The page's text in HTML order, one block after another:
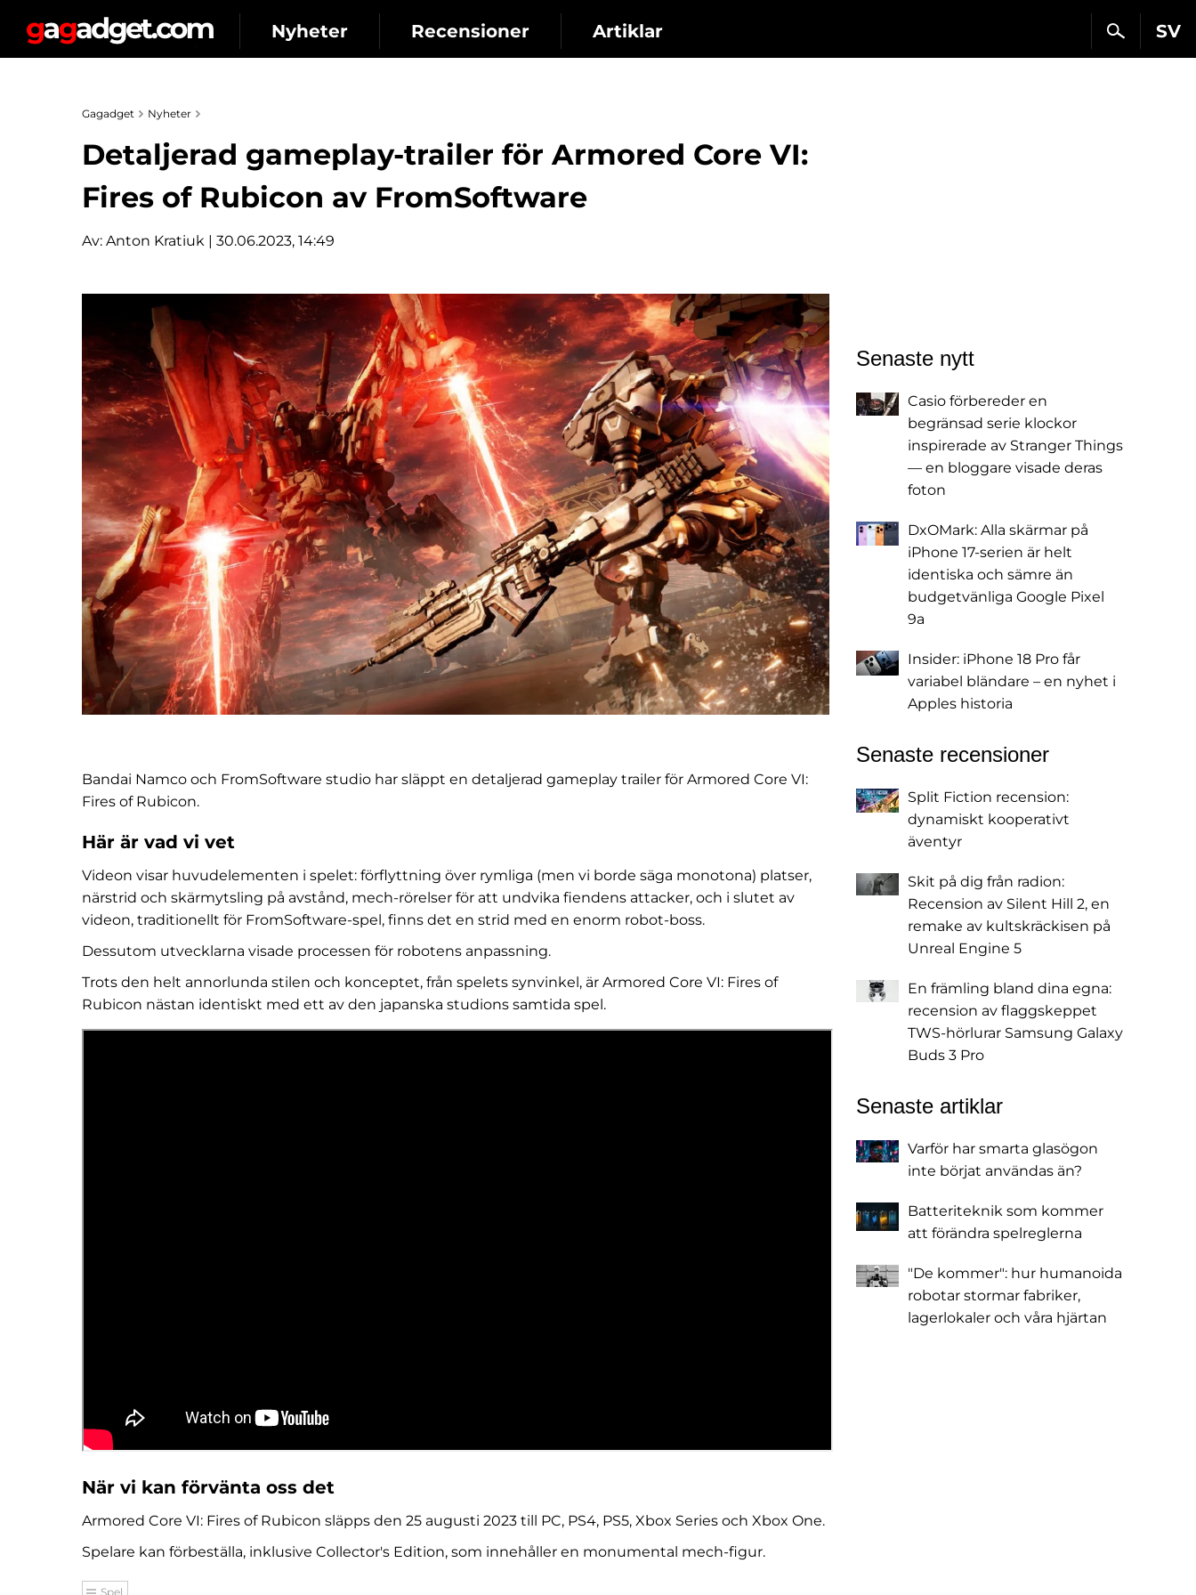
SV
Nyheter Recensioner Artiklar
Gagadget Nyheter
Detaljerad gameplay-trailer för Armored Core VI:
Fires of Rubicon av FromSoftware
Av: Anton Kratiuk | 30.06.2023, 14:49
Bandai Namco och FromSoftware studio har släppt en detaljerad gameplay trailer för Armored Core VI:
Fires of Rubicon.
Här är vad vi vet
Videon visar huvudelementen i spelet: förflyttning över rymliga (men vi borde säga monotona) platser,
närstrid och skärmytsling på avstånd, mech-rörelser för att undvika fiendens attacker, och i slutet av
videon, traditionellt för FromSoftware-spel, finns det en strid med en enorm robot-boss.
Dessutom utvecklarna visade processen för robotens anpassning.
Trots den helt annorlunda stilen och konceptet, från spelets synvinkel, är Armored Core VI: Fires of
Rubicon nästan identiskt med ett av den japanska studions samtida spel.
När vi kan förvänta oss det
Armored Core VI: Fires of Rubicon släpps den 25 augusti 2023 till PC, PS4, PS5, Xbox Series och Xbox One.
Spelare kan förbeställa, inklusive Collector's Edition, som innehåller en monumental mech-figur.
Spel
Senaste nytt
Casio förbereder en
begränsad serie klockor
inspirerade av Stranger Things
— en bloggare visade deras
foton
DxOMark: Alla skärmar på
iPhone 17-serien är helt
identiska och sämre än
budgetvänliga Google Pixel
9a
Insider: iPhone 18 Pro får
variabel bländare – en nyhet i
Apples historia
Senaste recensioner
Split Fiction recension:
dynamiskt kooperativt
äventyr
Skit på dig från radion:
Recension av Silent Hill 2, en
remake av kultskräckisen på
Unreal Engine 5
En främling bland dina egna:
recension av flaggskeppet
TWS-hörlurar Samsung Galaxy
Buds 3 Pro
Senaste artiklar
Varför har smarta glasögon
inte börjat användas än?
Batteriteknik som kommer
att förändra spelreglerna
"De kommer": hur humanoida
robotar stormar fabriker,
lagerlokaler och våra hjärtan